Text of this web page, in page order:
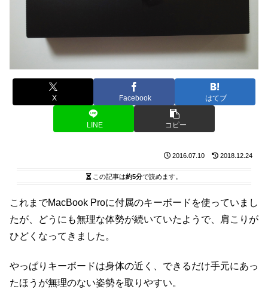
X Facebook はてブ
LINE コピー
2016.07.10 2018.12.24
この記事は約5分で読めます。
これまでMacBook Proに付属のキーボードを使っていまし
たが、どうにも無理な体勢が続いていたようで、肩こりが
ひどくなってきました。
やっぱりキーボードは身体の近く、できるだけ手元にあっ
たほうが無理のない姿勢を取りやすい。